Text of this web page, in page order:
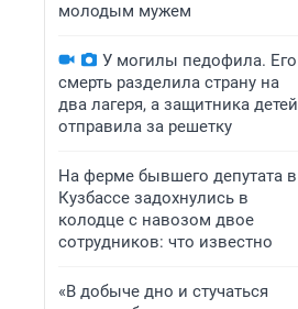
молодым мужем
У могилы педофила. Его
смерть разделила страну на
два лагеря, а защитника детей
отправила за решетку
На ферме бывшего депутата в
Кузбассе задохнулись в
колодце с навозом двое
сотрудников: что известно
«В добыче дно и стучаться